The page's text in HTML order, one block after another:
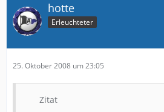
hotte
Erleuchteter
25. Oktober 2008 um 23:05
Zitat